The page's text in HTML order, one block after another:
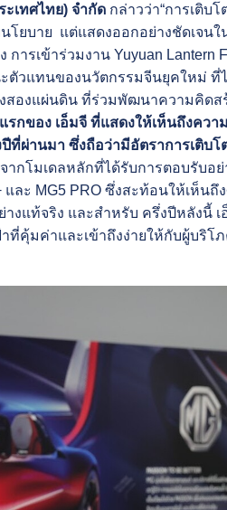
เทศไทย) จำกัด กล่าวว่า“การเติบ
ยบาย แต่แสดงออกอย่างชัดเจน
รเข้าร่วมงาน Yuyuan Lantern
ตัวแทนของนวัตกรรมจีนยุคใหม่
องแผ่นดิน ที่ร่วมพัฒนาความคิดส
กของ เอ็มจี ที่แสดงให้เห็นถึงคว
ที่ผ่านมา ซึ่งถือว่ามีอัตราการเติบ
โมเดลหลักที่ได้รับการตอบรับอย่
และ MG5 PRO ซึ่งสะท้อนให้เห็น
แท้จริง และสำหรับ ครึ่งปีหลังนี้ เ
คุ้มค่าและเข้าถึงง่ายให้กับผู้บริโ